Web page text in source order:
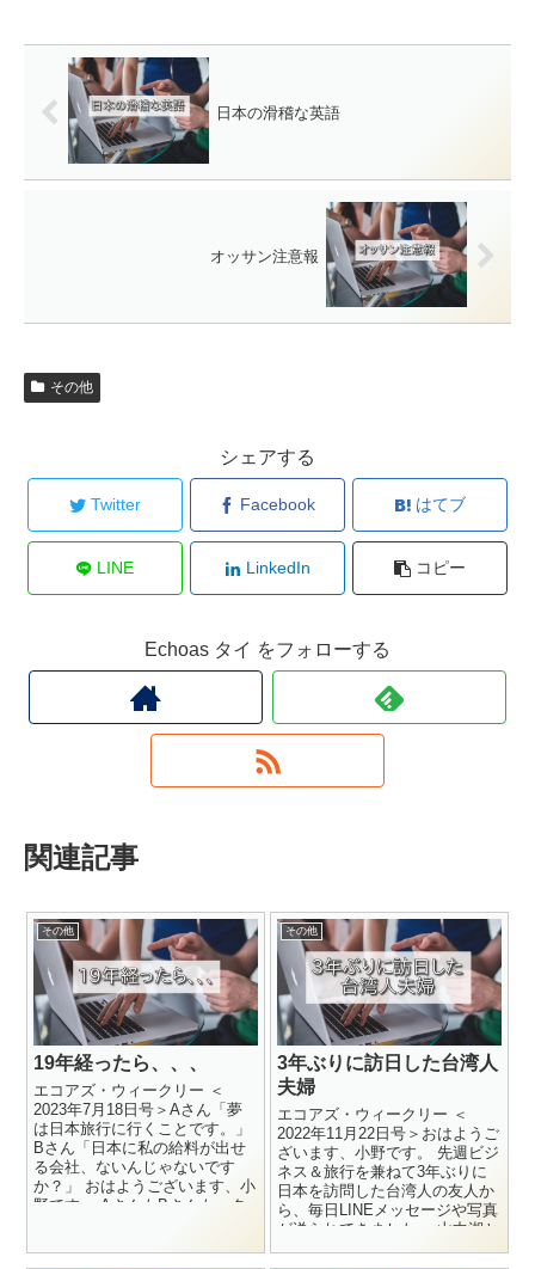
日本の滑稽な英語
オッサン注意報
その他
シェアする
Twitter Facebook はてブ
LINE LinkedIn コピー
Echoas タイ をフォローする
関連記事
その他
19年経ったら、、、
エコアズ・ウィークリー ＜
2023年7月18日号＞Aさん「夢
は日本旅行に行くことです。」
Bさん「日本に私の給料が出せ
る会社、ないんじゃないです
か？」 おはようございます、小
野です。 AさんもBさんも、タ
その他
3年ぶりに訪日した台湾人
夫婦
エコアズ・ウィークリー ＜
2022年11月22日号＞おはようご
ざいます、小野です。 先週ビジ
ネス＆旅行を兼ねて3年ぶりに
日本を訪問した台湾人の友人か
ら、毎日LINEメッセージや写真
が送られてきました。 山中湖と